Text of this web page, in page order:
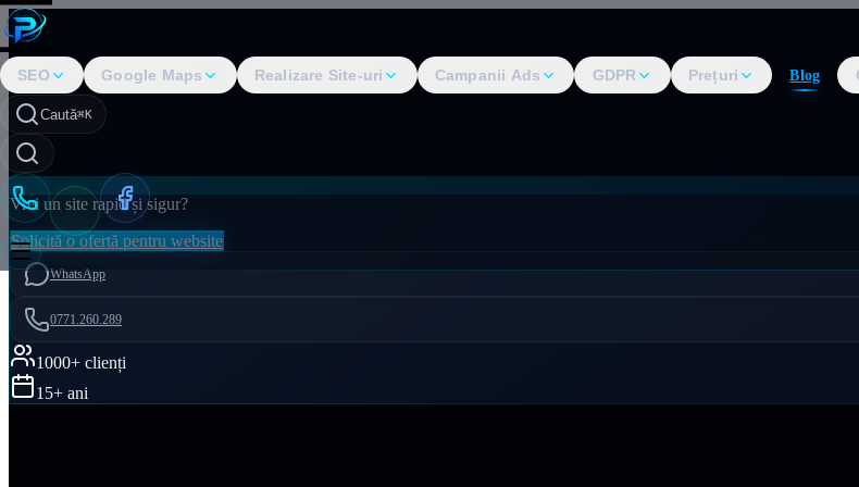
SEO Google Maps Realizare Site-uri Campanii Ads GDPR Prețuri Blog
Caută⌘K
Vrei un site rapid și sigur?
Solicită o ofertă pentru website
WhatsApp
0771.260.289
1000+ clienți
15+ ani